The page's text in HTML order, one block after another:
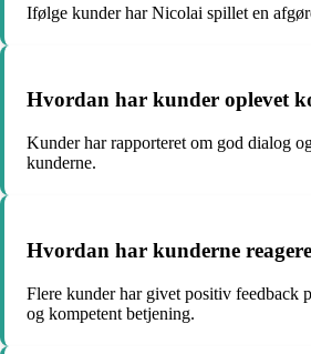
Ifølge kunder har Nicolai spillet en
Hvordan har kunder oplevet
Kunder har rapporteret om god dialog
kunderne.
Hvordan har kunderne
Flere kunder har givet positiv feedback
og kompetent betjening.